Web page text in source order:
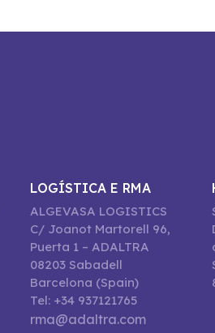
LOGÍSTICA E RMA
ALGEVASA LOGISTICS
C/ Joanot Martorell 96,
Puerta 1 – ADALTRA
08203 Sabadell
Barcelona (Spain)
Tel: +34 937121765
rma@adaltra.com